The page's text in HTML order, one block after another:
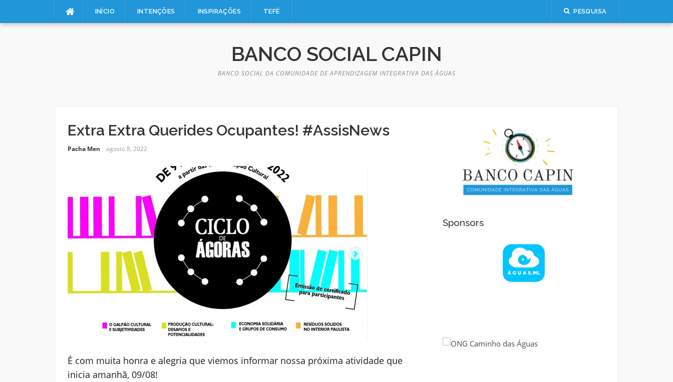
para
INÍCIO INTENÇÕES INSPIRAÇÕES TEFÉ PESQUISA
BANCO SOCIAL CAPIN
BANCO SOCIAL DA COMUNIDADE DE APRENDIZAGEM INTEGRATIVA DAS ÁGUAS
Extra Extra Querides Ocupantes! #AssisNews
Pacha Men agosto 8, 2022
É com muita honra e alegria que viemos informar nossa próxima atividade que
inicia amanhã, 09/08!
Sponsors